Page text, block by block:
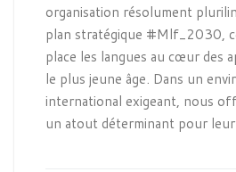
organisation résolument
plan stratégique #Mlf_2030,
place les langues au cœur des
le plus jeune âge. Dans un
international exigeant, nous
un atout déterminant pour